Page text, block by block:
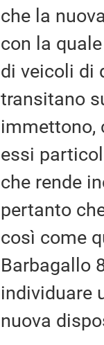
che la
con la
di veicoli di
transitano
immettono,
essi
che rende
pertanto
così come
Barbagallo
individuare
nuova